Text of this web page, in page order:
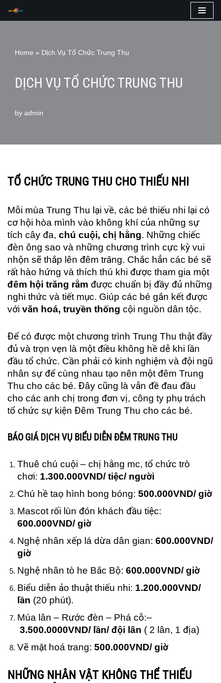
content
Home » Dịch Vụ Tổ Chức Trung Thu
DỊCH VỤ TỔ CHỨC TRUNG THU
by admin
TỔ CHỨC TRUNG THU CHO THIẾU NHI
Mỗi mùa Trung Thu lại về, các bé thiếu nhi lại có
cơ hội hòa mình vào không khí của những sự
tích cây đa, chú cuội, chị hằng. Những chiếc
đèn ông sao và những chương trình cực kỳ vui
nhộn sẽ thắp lên đêm trăng. Chắc hẳn các bé sẽ
rất hào hứng và thích thú khi được tham gia một
đêm hội trăng rằm được chuẩn bị đầy đủ những
nghi thức và tiết mục. Giúp các bé gắn kết được
với văn hoá, truyền thống cội nguồn dân tộc.
Để có được một chương trình Trung Thu thật đầy
đủ và trọn vẹn là một điều không hề dễ khi lần
đầu tổ chức. Cần phải có kinh nghiệm và đội ngũ
nhân sự để cùng nhau tạo nên một đêm Trung
Thu cho các bé. Đây cũng là vẫn đề đau đầu
cho các anh chị trong đơn vị, công ty phụ trách
tổ chức sự kiện Đêm Trung Thu cho các bé.
BÁO GIÁ DỊCH VỤ BIỂU DIỄN ĐÊM TRUNG THU
Thuê chú cuội – chị hằng mc, tổ chức trò
chơi: 1.300.000VND/ tiệc/ người
Chú hề taọ hình bong bóng: 500.000VND/ giờ
Mascot rối lùn đón khách đầu tiệc:
600.000VND/ giờ
Nghệ nhân xếp lá dừa dân gian: 600.000VND/
giờ
Nghệ nhân tò he Bắc Bộ: 600.000VND/ giờ
Biểu diễn ảo thuật thiếu nhi: 1.200.000VND/
lần (20 phút).
Múa lân – Rước đèn – Phá cỗ:–
3.500.0000VND/ lần/ đội lân ( 2 lân, 1 địa)
Vẽ mặt hoá trang: 500.000VND/ giờ
NHỮNG NHÂN VẬT KHÔNG THỂ THIẾU